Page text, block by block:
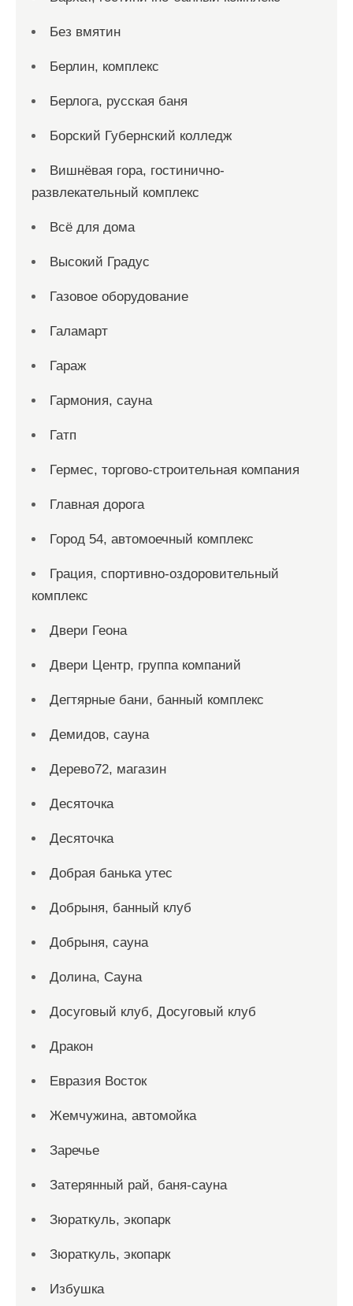
Без вмятин
Берлин, комплекс
Берлога, русская баня
Борский Губернский колледж
Вишнёвая гора, гостинично-
развлекательный комплекс
Всё для дома
Высокий Градус
Газовое оборудование
Галамарт
Гараж
Гармония, сауна
Гатп
Гермес, торгово-строительная компания
Главная дорога
Город 54, автомоечный комплекс
Грация, спортивно-оздоровительный
комплекс
Двери Геона
Двери Центр, группа компаний
Дегтярные бани, банный комплекс
Демидов, сауна
Дерево72, магазин
Десяточка
Десяточка
Добрая банька утес
Добрыня, банный клуб
Добрыня, сауна
Долина, Сауна
Досуговый клуб, Досуговый клуб
Дракон
Евразия Восток
Жемчужина, автомойка
Заречье
Затерянный рай, баня-сауна
Зюраткуль, экопарк
Зюраткуль, экопарк
Избушка